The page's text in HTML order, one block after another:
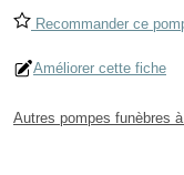
Recommander ce
Améliorer cette fiche
Autres pompes funèbres